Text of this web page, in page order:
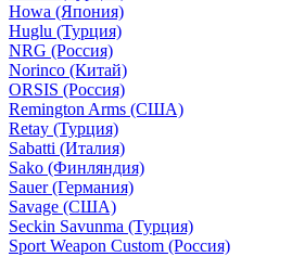
Howa (Япония)
Huglu (Турция)
NRG (Россия)
Norinco (Китай)
ORSIS (Россия)
Remington Arms (США)
Retay (Турция)
Sabatti (Италия)
Sako (Финляндия)
Sauer (Германия)
Savage (США)
Seckin Savunma (Турция)
Sport Weapon Custom (Россия)